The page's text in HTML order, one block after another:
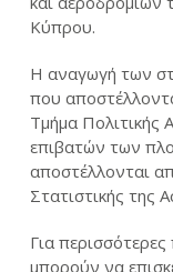
Κύπρου.
Η αναγωγή των
που
Τμήμα Πολιτικής
επιβατών των
αποστέλλονται
Στατιστικής της
Για
μπορούν να